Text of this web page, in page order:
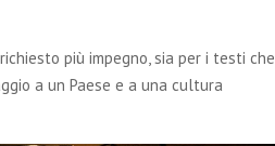
più impegno, sia per i testi che
a un Paese e a una cultura